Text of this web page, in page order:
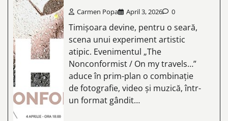
Carmen Popa April 3, 2026 0
Timișoara devine, pentru o seară,
scena unui experiment artistic
atipic. Evenimentul „The
Nonconformist / On my travels…”
aduce în prim-plan o combinație
de fotografie, video și muzică, într-
un format gândit…